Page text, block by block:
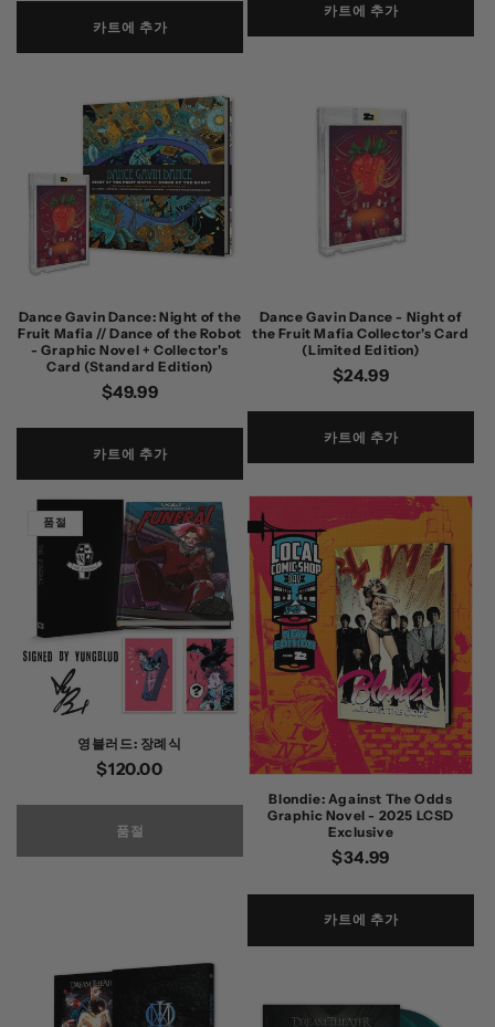
카트에 추가
카트에 추가
Dance Gavin Dance: Night of the
Fruit Mafia // Dance of the Robot
- Graphic Novel + Collector's
Card (Standard Edition)
정
$49.99
카트에 추가
Dance Gavin Dance - Night of
the Fruit Mafia Collector's Card
(Limited Edition)
정
$24.99
카트에 추가
품절
영블러드: 장례식
정
$120.00
품절
Blondie: Against The Odds
Graphic Novel - 2025 LCSD
Exclusive
정
$34.99
카트에 추가